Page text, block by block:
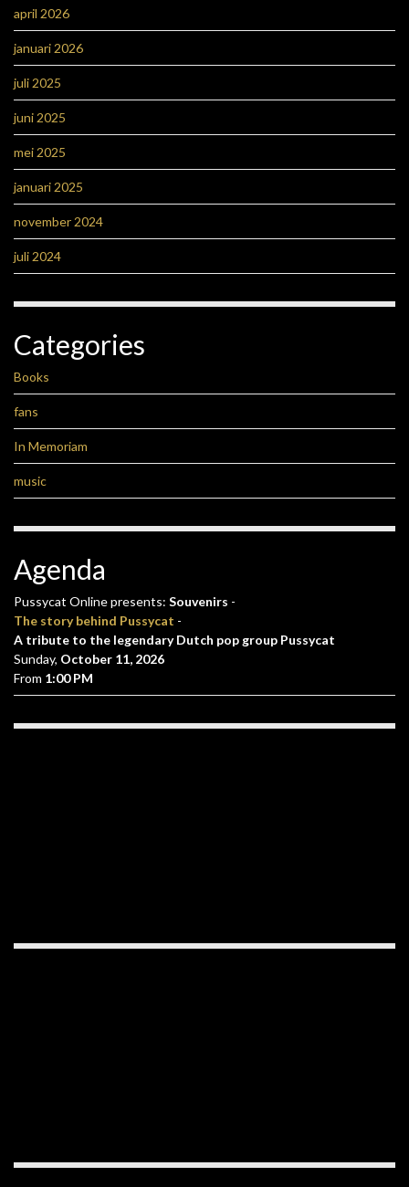
april 2026
januari 2026
juli 2025
juni 2025
mei 2025
januari 2025
november 2024
juli 2024
Categories
Books
fans
In Memoriam
music
Agenda
Pussycat Online presents: Souvenirs -
The story behind Pussycat -
A tribute to the legendary Dutch pop group Pussycat
Sunday, October 11, 2026
From 1:00 PM